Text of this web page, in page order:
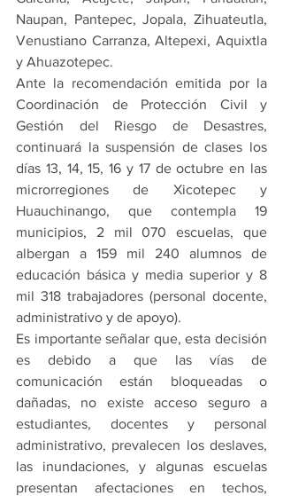
Naupan, Pantepec, Jopala, Zihuateutla,
Venustiano Carranza, Altepexi, Aquixtla
y Ahuazotepec.
Ante la recomendación emitida por la
Coordinación de Protección Civil y
Gestión del Riesgo de Desastres,
continuará la suspensión de clases los
días 13, 14, 15, 16 y 17 de octubre en las
microrregiones de Xicotepec y
Huauchinango, que contempla 19
municipios, 2 mil 070 escuelas, que
albergan a 159 mil 240 alumnos de
educación básica y media superior y 8
mil 318 trabajadores (personal docente,
administrativo y de apoyo).
Es importante señalar que, esta decisión
es debido a que las vías de
comunicación están bloqueadas o
dañadas, no existe acceso seguro a
estudiantes, docentes y personal
administrativo, prevalecen los deslaves,
las inundaciones, y algunas escuelas
presentan afectaciones en techos,